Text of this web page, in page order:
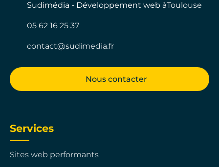
Sudimédia - Développement web àToulouse
05 62 16 25 37
contact@sudimedia.fr
Nous contacter
Services
Sites web performants